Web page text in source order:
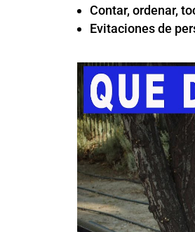
Contar, ordenar,
Evitaciones de